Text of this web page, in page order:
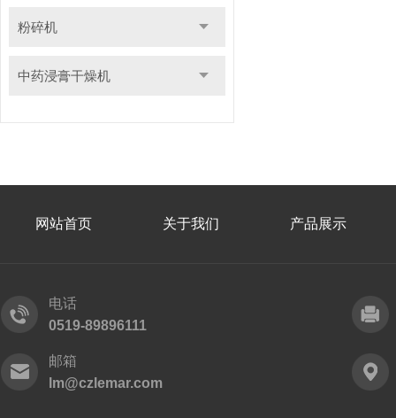
粉碎机
中药浸膏干燥机
网站首页 关于我们 产品展示
电话
0519-89896111
邮箱
lm@czlemar.com